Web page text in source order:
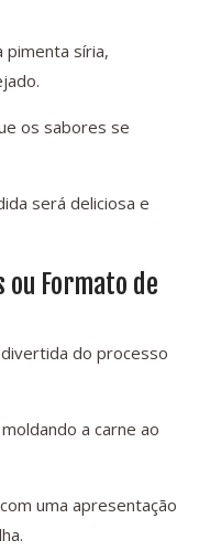
pimenta síria,
os sabores se
será deliciosa e
ou Formato de
do processo
a carne ao
uma apresentação